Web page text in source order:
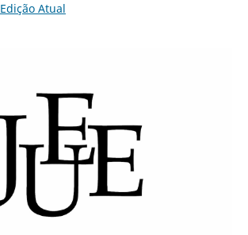
Edição Atual